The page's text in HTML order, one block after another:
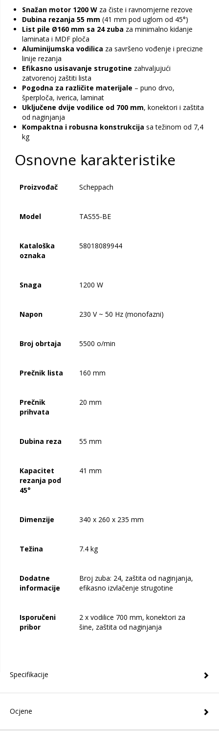
Snažan motor 1200 W za čiste i ravnomjerne rezove
Dubina rezanja 55 mm (41 mm pod uglom od 45°)
List pile Ø160 mm sa 24 zuba za minimalno kidanje
laminata i MDF ploča
Aluminijumska vodilica za savršeno vođenje i precizne
linije rezanja
Efikasno usisavanje strugotine zahvaljujući
zatvorenoj zaštiti lista
Pogodna za različite materijale – puno drvo,
šperploča, iverica, laminat
Uključene dvije vodilice od 700 mm, konektori i zaštita
od naginjanja
Kompaktna i robusna konstrukcija sa težinom od 7,4
kg
Osnovne karakteristike
Proizvođač Scheppach
Model TAS55-BE
Kataloška
oznaka
58018089944
Snaga 1200 W
Napon 230 V ~ 50 Hz (monofazni)
Broj obrtaja 5500 o/min
Prečnik lista 160 mm
Prečnik
prihvata
20 mm
Dubina reza 55 mm
Kapacitet
rezanja pod
45°
41 mm
Dimenzije 340 x 260 x 235 mm
Težina 7.4 kg
Dodatne
informacije
Broj zuba: 24, zaštita od naginjanja,
efikasno izvlačenje strugotine
Isporučeni
pribor
2 x vodilice 700 mm, konektori za
šine, zaštita od naginjanja
Specifikacije
Ocjene